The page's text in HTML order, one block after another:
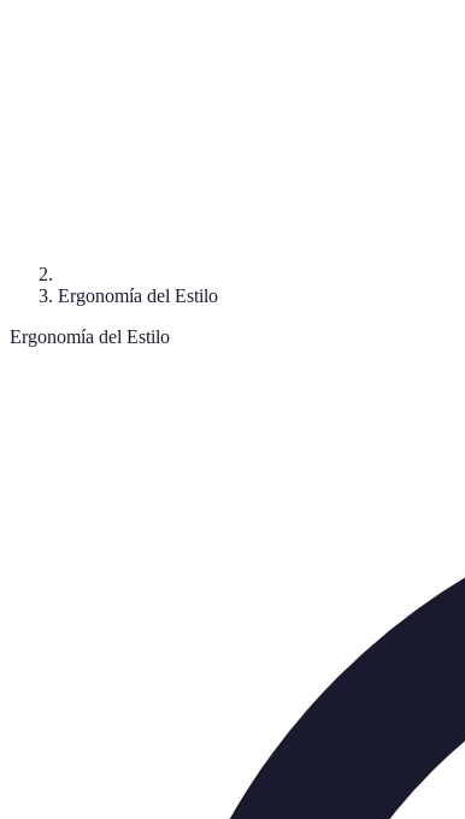
Ergonomía del Estilo
Ergonomía del Estilo